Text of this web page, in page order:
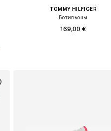
TOMMY HILFIGER
Ботильоны
169,00 €